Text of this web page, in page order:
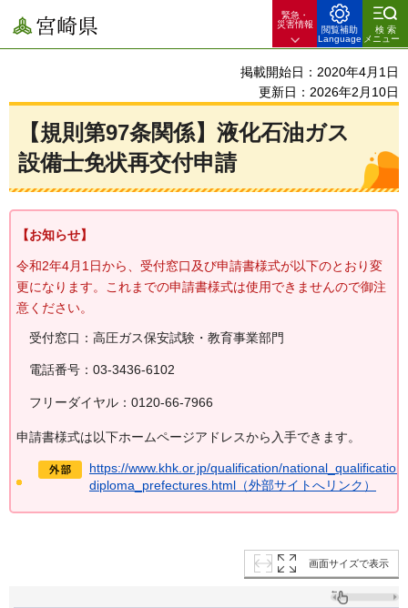
宮崎県
緊急・
災害情報
閲覧補助
Language
検索
メニュー
掲載開始日：2020年4月1日
更新日：2026年2月10日
【規則第97条関係】液化石油ガス
設備士免状再交付申請
【お知らせ】
令和2年4月1日から、受付窓口及び申請書様式が以下のとおり変
更になります。これまでの申請書様式は使用できませんので御注
意ください。
受付窓口：高圧ガス保安試験・教育事業部門
電話番号：03-3436-6102
フリーダイヤル：0120-66-7966
申請書様式は以下ホームページアドレスから入手できます。
https://www.khk.or.jp/qualification/
diploma_prefectures.html（外部サイトへリンク）
画面サイズで表示